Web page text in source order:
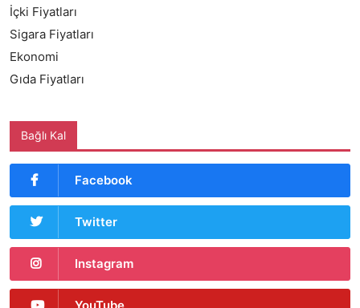
İçki Fiyatları
Sigara Fiyatları
Ekonomi
Gıda Fiyatları
Bağlı Kal
Facebook
Twitter
Instagram